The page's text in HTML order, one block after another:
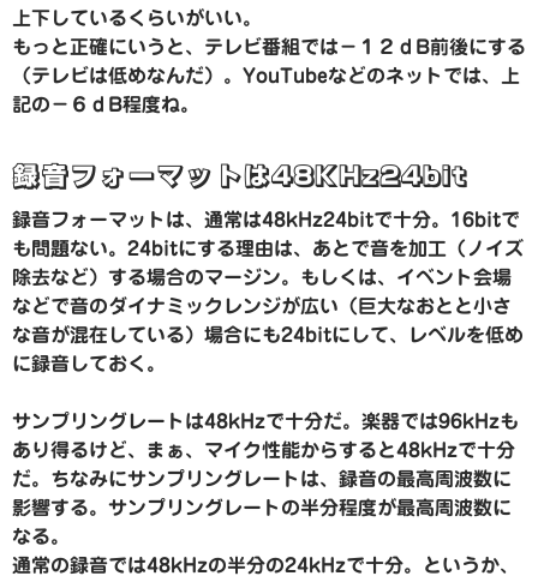
上下しているくらいがいい。
もっと正確にいうと、テレビ番組では−１２ｄB前後にする
（テレビは低めなんだ）。YouTubeなどのネットでは、上
記の−６ｄB程度ね。
録音フォーマットは48KHz24bit
録音フォーマットは、通常は48kHz24bitで十分。16bitで
も問題ない。24bitにする理由は、あとで音を加工（ノイズ
除去など）する場合のマージン。もしくは、イベント会場
などで音のダイナミックレンジが広い（巨大なおとと小さ
な音が混在している）場合にも24bitにして、レベルを低め
に録音しておく。
サンプリングレートは48kHzで十分だ。楽器では96kHzも
あり得るけど、まぁ、マイク性能からすると48kHzで十分
だ。ちなみにサンプリングレートは、録音の最高周波数に
影響する。サンプリングレートの半分程度が最高周波数に
なる。
通常の録音では48kHzの半分の24kHzで十分。というか、